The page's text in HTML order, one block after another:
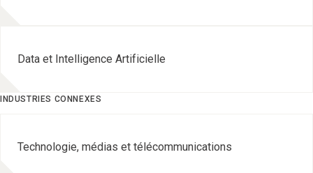
Data et Intelligence Artificielle
INDUSTRIES CONNEXES
Technologie, médias et télécommunications